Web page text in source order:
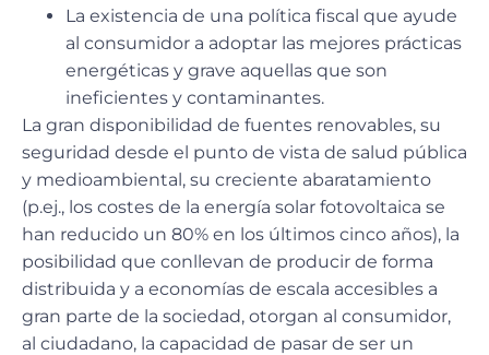
La existencia de una política fiscal que ayude
al consumidor a adoptar las mejores prácticas
energéticas y grave aquellas que son
ineficientes y contaminantes.
La gran disponibilidad de fuentes renovables, su
seguridad desde el punto de vista de salud pública
y medioambiental, su creciente abaratamiento
(p.ej., los costes de la energía solar fotovoltaica se
han reducido un 80% en los últimos cinco años), la
posibilidad que conllevan de producir de forma
distribuida y a economías de escala accesibles a
gran parte de la sociedad, otorgan al consumidor,
al ciudadano, la capacidad de pasar de ser un